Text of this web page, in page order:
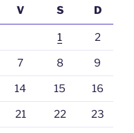
V S D
1 2
7 8 9
14 15 16
21 22 23